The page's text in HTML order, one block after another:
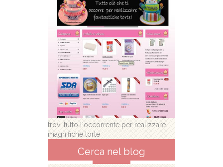
trovi tutto l'occorrente per realizzare
magnifiche torte
Cerca nel blog